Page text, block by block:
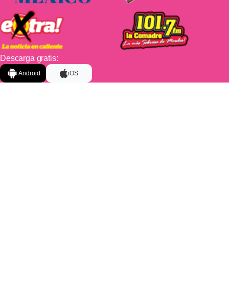
Descarga gratis:
Android iOS